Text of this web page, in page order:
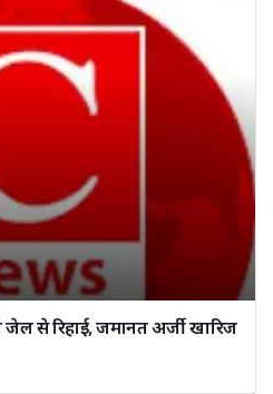
जेल से रिहाई, जमानत अर्जी खारिज